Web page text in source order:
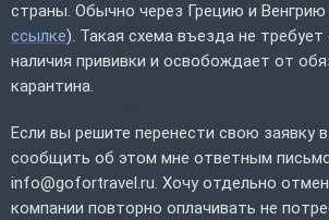
страны. Обычно через Грецию и
ссылке). Такая схема въезда не требует
наличия прививки и освобождает от
карантина.
Если вы решите перенести свою заявку
сообщить об этом мне ответным
info@gofortravel.ru. Хочу отдельно
компании повторно оплачивать не